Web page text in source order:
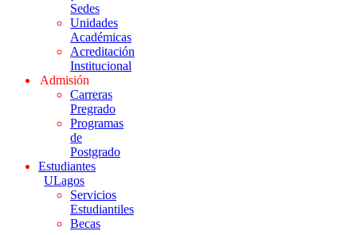
Sedes
Unidades
Académicas
Acreditación
Institucional
Admisión
Carreras
Pregrado
Programas
de
Postgrado
Estudiantes
ULagos
Servicios
Estudiantiles
Becas